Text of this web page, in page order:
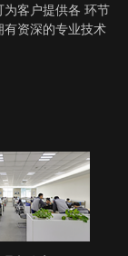
客户提供各 环节
有资深的专业技术